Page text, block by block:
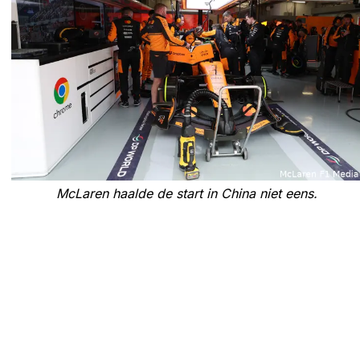
McLaren haalde de start in China niet eens.